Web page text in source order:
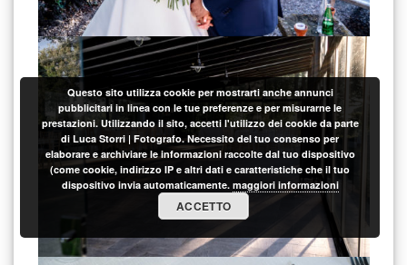
Questo sito utilizza cookie per mostrarti anche annunci
pubblicitari in linea con le tue preferenze e per misurarne le
prestazioni. Utilizzando il sito, accetti l'utilizzo dei cookie da parte
di Luca Storri | Fotografo. Necessito del tuo consenso per
elaborare e archiviare le informazioni raccolte dal tuo dispositivo
(come cookie, indirizzo IP e altri dati e caratteristiche che il tuo
dispositivo invia automaticamente. maggiori informazioni
ACCETTO